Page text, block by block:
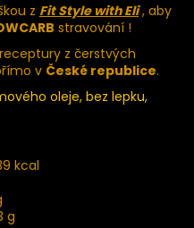
z Fit Style with Eli, aby
stravování !
z čerstvých
v České republice.
oleje, bez lepku,
kcal
g